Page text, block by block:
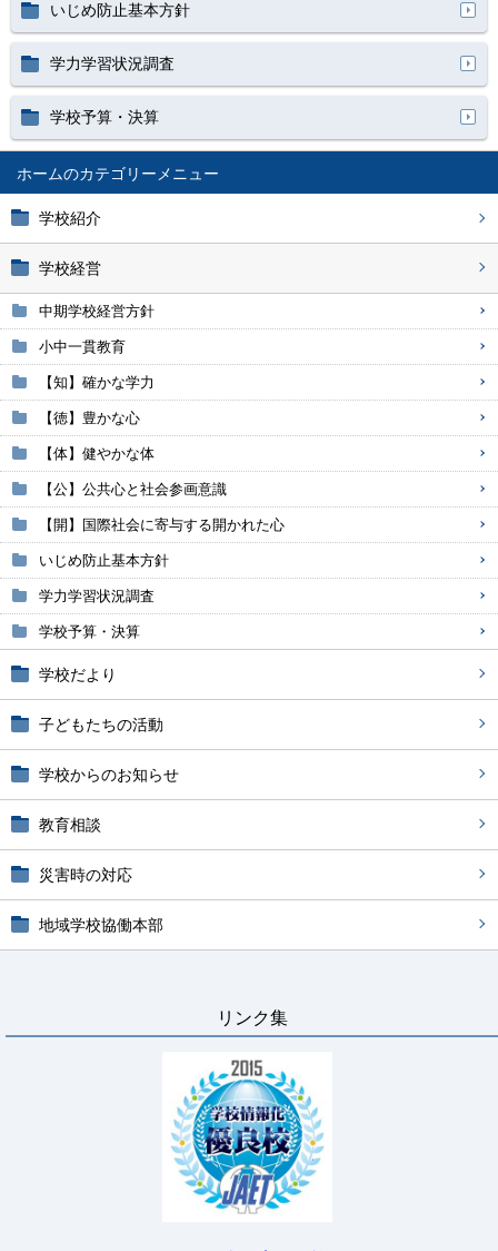
ホーム
学校紹介
学校経営
中期学校経営方針
小中一貫教育
【知】確かな学力
【徳】豊かな心
【体】健やかな体
【公】公共心と社会参画意識
【開】国際社会に寄与する開かれた心
いじめ防止基本方針
学力学習状況調査
学校予算・決算
学校だより
子どもたちの活動
学校からのお知らせ
教育相談
災害時の対応
地域学校協働本部
リンク集
いじめ防止基本方針
学力学習状況調査
学校予算・決算